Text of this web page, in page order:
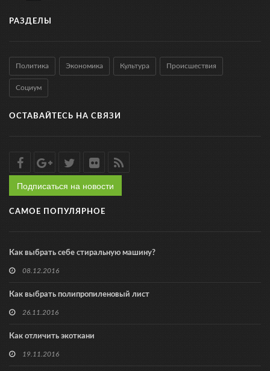
РАЗДЕЛЫ
Политика Экономика Культура Происшествия
Социум
ОСТАВАЙТЕСЬ НА СВЯЗИ
Подписаться на новости
САМОЕ ПОПУЛЯРНОЕ
Как выбрать себе стиральную машину?
08.12.2016
Как выбрать полипропиленовый лист
26.11.2016
Как отличить экоткани
19.11.2016